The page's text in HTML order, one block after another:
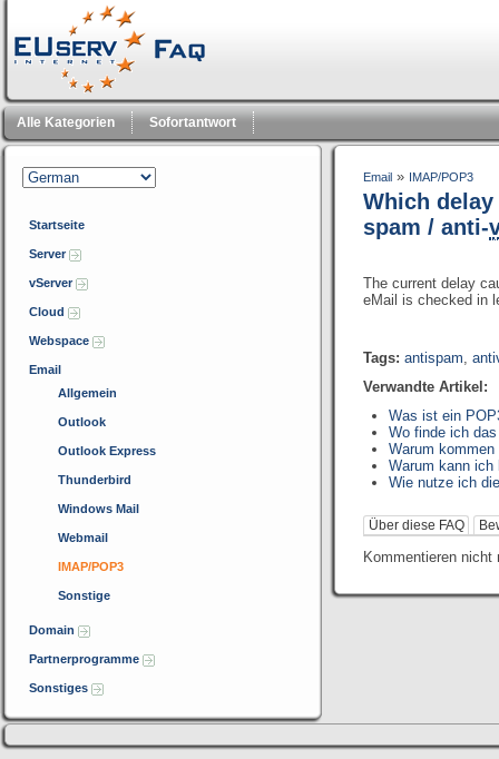
Alle Kategorien Sofortantwort
Startseite
Server
vServer
Cloud
Webspace
Email
Allgemein
Outlook
Outlook Express
Thunderbird
Windows Mail
Webmail
IMAP/POP3
Sonstige
Domain
Partnerprogramme
Sonstiges
Email » IMAP/POP3
Which
spam / anti-
The current delay
eMail is checked in
Tags: antispam,
Verwandte Artikel:
Was ist ein
Wo finde ich
Warum
Warum kann
Wie nutze ich
Über diese FAQ
Kommentieren nicht